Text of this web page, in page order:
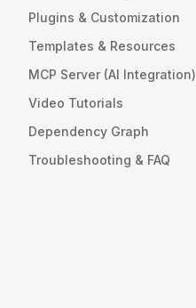
Plugins & Customization
Templates & Resources
MCP Server (AI Integration)
Video Tutorials
Dependency Graph
Troubleshooting & FAQ